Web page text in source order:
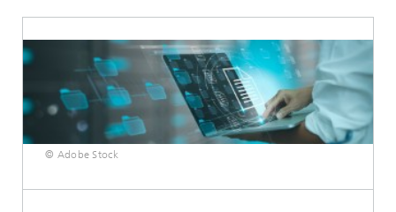
© Adobe Stock